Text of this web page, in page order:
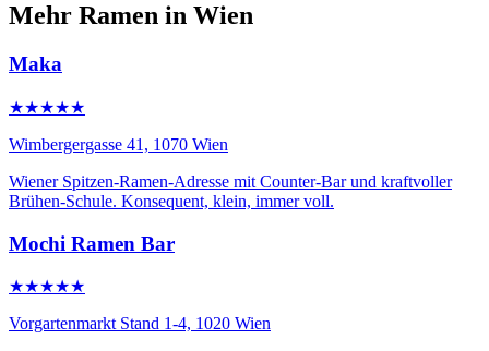
Mehr Ramen in Wien
Maka
★★★★★
Wimbergergasse 41, 1070 Wien
Wiener Spitzen-Ramen-Adresse mit Counter-Bar und kraftvoller
Brühen-Schule. Konsequent, klein, immer voll.
Mochi Ramen Bar
★★★★★
Vorgartenmarkt Stand 1-4, 1020 Wien